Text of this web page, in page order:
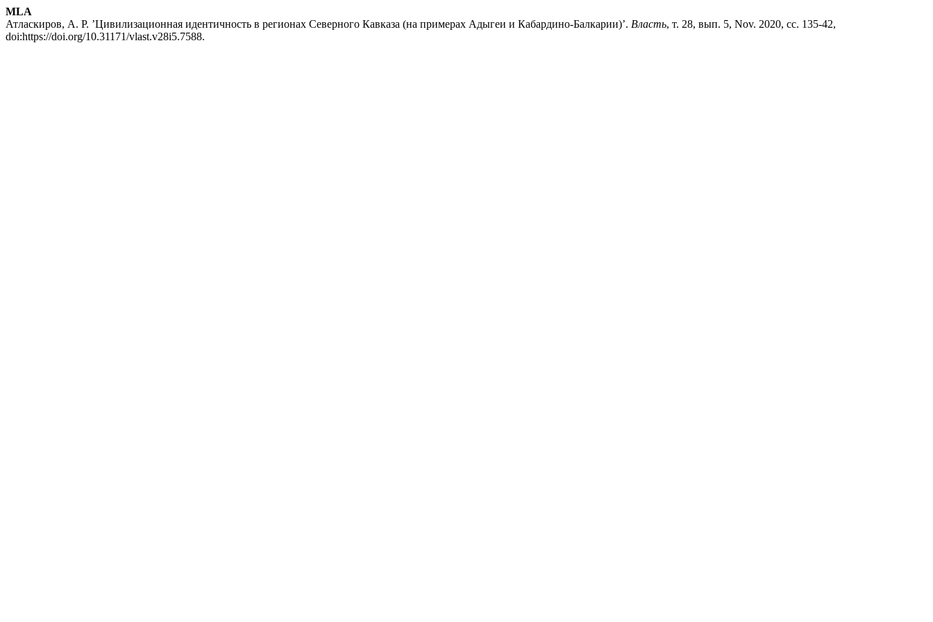
MLA
Атласкиров, А. Р. ’Цивилизационная идентичность в регионах Северного Кавказа (на примерах Адыгеи и Кабардино-Балкарии)’. Власть, т. 28, вып. 5, Nov. 2020, сс. 135-42,
doi:https://doi.org/10.31171/vlast.v28i5.7588.